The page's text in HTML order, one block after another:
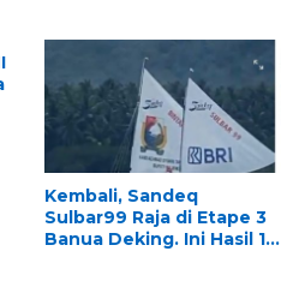
Kembali, Sandeq
Sulbar99 Raja di Etape 3
Banua Deking. Ini Hasil 10